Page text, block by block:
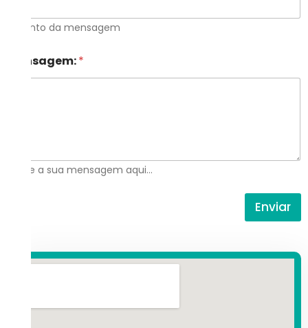
Assunto da mensagem
Mensagem:*
Digite a sua mensagem aqui...
Enviar